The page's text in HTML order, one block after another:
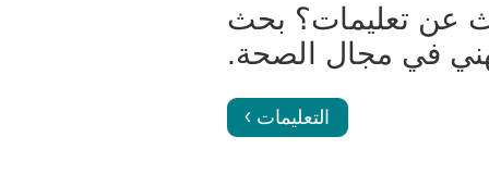
عن تعليمات؟ بحث
في مجال الصحة.
التعليمات